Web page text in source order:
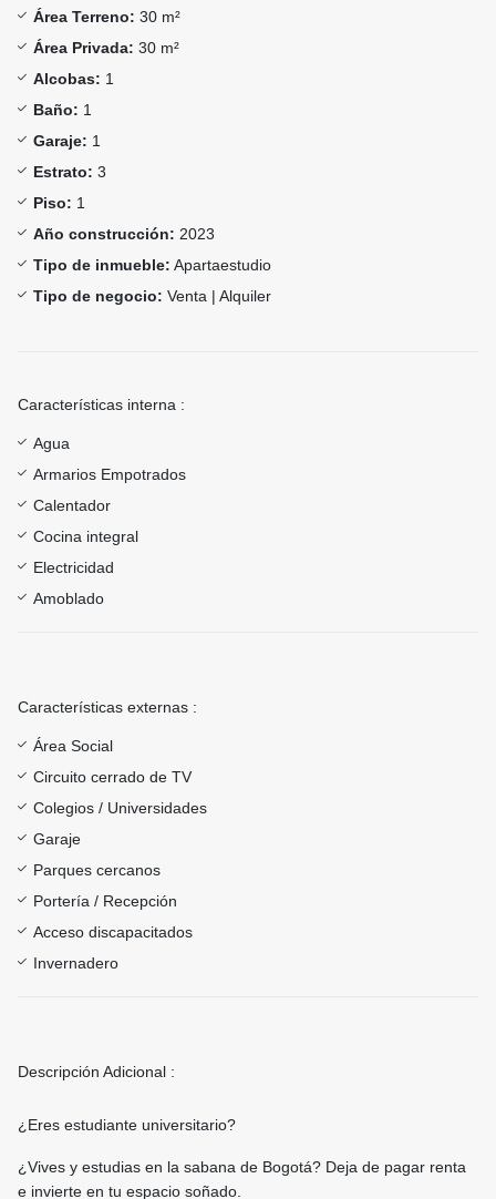
Área Terreno: 30 m²
Área Privada: 30 m²
Alcobas: 1
Baño: 1
Garaje: 1
Estrato: 3
Piso: 1
Año construcción: 2023
Tipo de inmueble: Apartaestudio
Tipo de negocio: Venta | Alquiler
Características interna :
Agua
Armarios Empotrados
Calentador
Cocina integral
Electricidad
Amoblado
Características externas :
Área Social
Circuito cerrado de TV
Colegios / Universidades
Garaje
Parques cercanos
Portería / Recepción
Acceso discapacitados
Invernadero
Descripción Adicional :
¿Eres estudiante universitario?
¿Vives y estudias en la sabana de Bogotá? Deja de pagar renta
e invierte en tu espacio soñado.